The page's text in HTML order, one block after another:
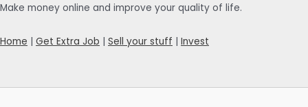
Make money online and improve your quality of life.
Home | Get Extra Job | Sell your stuff | Invest